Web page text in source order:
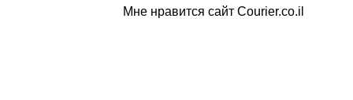
Мне нравится сайт Courier.co.il